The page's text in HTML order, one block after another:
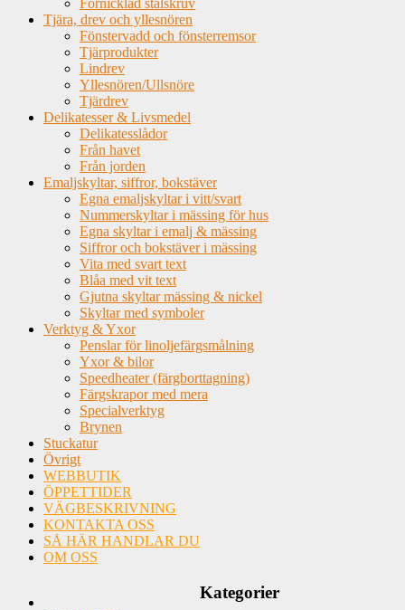
Förnicklad stålskruv
Tjära, drev och yllesnören
Fönstervadd och fönsterremsor
Tjärprodukter
Lindrev
Yllesnören/Ullsnöre
Tjärdrev
Delikatesser & Livsmedel
Delikatesslådor
Från havet
Från jorden
Emaljskyltar, siffror, bokstäver
Egna emaljskyltar i vitt/svart
Nummerskyltar i mässing för hus
Egna skyltar i emalj & mässing
Siffror och bokstäver i mässing
Vita med svart text
Blåa med vit text
Gjutna skyltar mässing & nickel
Skyltar med symboler
Verktyg & Yxor
Penslar för linoljefärgsmålning
Yxor & bilor
Speedheater (färgborttagning)
Färgskrapor med mera
Specialverktyg
Brynen
Stuckatur
Övrigt
WEBBUTIK
ÖPPETTIDER
VÄGBESKRIVNING
KONTAKTA OSS
SÅ HÄR HANDLAR DU
OM OSS
Kategorier